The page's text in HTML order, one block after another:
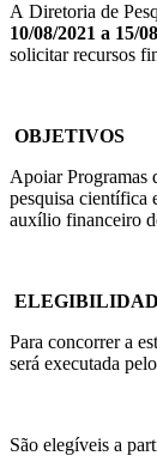
A Diretoria de
10/08/2021 a 15/
solicitar recursos
OBJETIVOS
Apoiar Programas
pesquisa científica
auxílio financeiro
Para concorrer a
será executada
São elegíveis a